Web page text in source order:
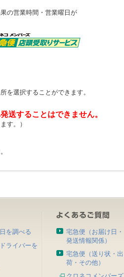
の営業時間・営業曜日が
を選択することができます。
送することはできません。
す。）
を調べる
ライバーを
宅急便（お届け日・
発送情報関係）
宅急便（送り状・出
荷・その他）